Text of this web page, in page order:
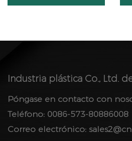
Industria plástica Co., Ltd.
Póngase en contacto con
Teléfono: 0086-573-80886008
Correo electrónico: